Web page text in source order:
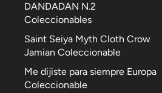
DANDADAN N.2
Coleccionables
Saint Seiya Myth Cloth Crow
Jamian Coleccionable
Me dijiste para siempre Europa
Coleccionable